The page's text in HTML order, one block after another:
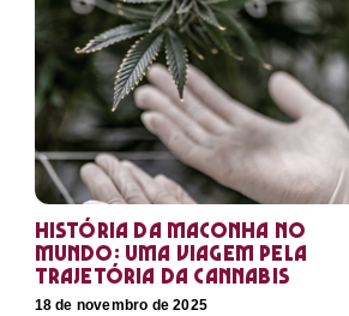
História da maconha no
mundo: uma viagem pela
trajetória da cannabis
18 de novembro de 2025